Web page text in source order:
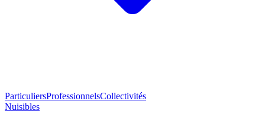
ParticuliersProfessionnelsCollectivités
Nuisibles